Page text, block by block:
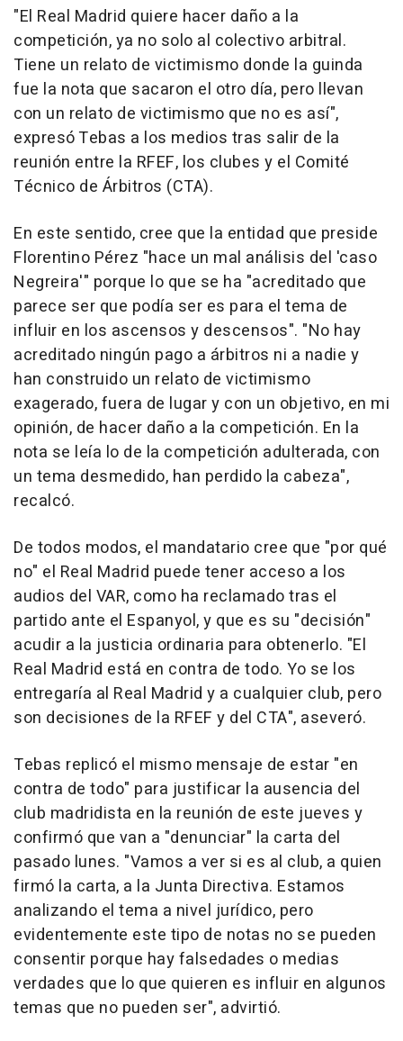
"El Real Madrid quiere hacer daño a la
competición, ya no solo al colectivo arbitral.
Tiene un relato de victimismo donde la guinda
fue la nota que sacaron el otro día, pero llevan
con un relato de victimismo que no es así",
expresó Tebas a los medios tras salir de la
reunión entre la RFEF, los clubes y el Comité
Técnico de Árbitros (CTA).
En este sentido, cree que la entidad que preside
Florentino Pérez "hace un mal análisis del 'caso
Negreira'" porque lo que se ha "acreditado que
parece ser que podía ser es para el tema de
influir en los ascensos y descensos". "No hay
acreditado ningún pago a árbitros ni a nadie y
han construido un relato de victimismo
exagerado, fuera de lugar y con un objetivo, en mi
opinión, de hacer daño a la competición. En la
nota se leía lo de la competición adulterada, con
un tema desmedido, han perdido la cabeza",
recalcó.
De todos modos, el mandatario cree que "por qué
no" el Real Madrid puede tener acceso a los
audios del VAR, como ha reclamado tras el
partido ante el Espanyol, y que es su "decisión"
acudir a la justicia ordinaria para obtenerlo. "El
Real Madrid está en contra de todo. Yo se los
entregaría al Real Madrid y a cualquier club, pero
son decisiones de la RFEF y del CTA", aseveró.
Tebas replicó el mismo mensaje de estar "en
contra de todo" para justificar la ausencia del
club madridista en la reunión de este jueves y
confirmó que van a "denunciar" la carta del
pasado lunes. "Vamos a ver si es al club, a quien
firmó la carta, a la Junta Directiva. Estamos
analizando el tema a nivel jurídico, pero
evidentemente este tipo de notas no se pueden
consentir porque hay falsedades o medias
verdades que lo que quieren es influir en algunos
temas que no pueden ser", advirtió.